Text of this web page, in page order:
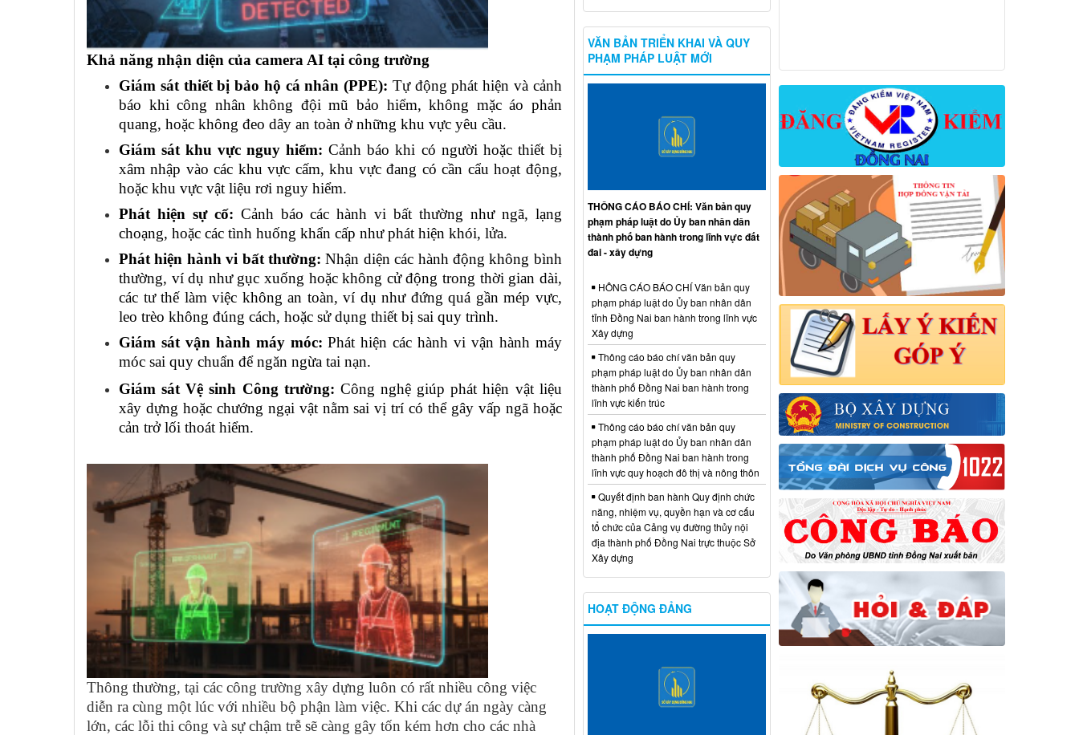
Khả năng nhận diện của camera AI tại công trường
Giám sát thiết bị bảo hộ cá nhân (PPE): Tự động phát hiện và cảnh
báo khi công nhân không đội mũ bảo hiểm, không mặc áo phản
quang, hoặc không đeo dây an toàn ở những khu vực yêu cầu.
Giám sát khu vực nguy hiểm: Cảnh báo khi có người hoặc thiết bị
xâm nhập vào các khu vực cấm, khu vực đang có cần cẩu hoạt động,
hoặc khu vực vật liệu rơi nguy hiểm.
Phát hiện sự cố: Cảnh báo các hành vi bất thường như ngã, lạng
choạng, hoặc các tình huống khẩn cấp như phát hiện khói, lửa.
Phát hiện hành vi bất thường: Nhận diện các hành động không bình
thường, ví dụ như gục xuống hoặc không cử động trong thời gian dài,
các tư thế làm việc không an toàn, ví dụ như đứng quá gần mép vực,
leo trèo không đúng cách, hoặc sử dụng thiết bị sai quy trình.
Giám sát vận hành máy móc: Phát hiện các hành vi vận hành máy
móc sai quy chuẩn để ngăn ngừa tai nạn.
Giám sát Vệ sinh Công trường: Công nghệ giúp phát hiện vật liệu
xây dựng hoặc chướng ngại vật nằm sai vị trí có thể gây vấp ngã hoặc
cản trở lối thoát hiểm.
Thông thường, tại các công trường xây dựng luôn có rất nhiều công việc
diễn ra cùng một lúc với nhiều bộ phận làm việc. Khi các dự án ngày càng
lớn, các lỗi thi công và sự chậm trễ sẽ càng gây tốn kém hơn cho các nhà
VĂN BẢN TRIỂN KHAI VÀ QUY
PHẠM PHÁP LUẬT MỚI
THÔNG CÁO BÁO CHÍ: Văn bản quy
phạm pháp luật do Ủy ban nhân dân
thành phố ban hành trong lĩnh vực đất
đai - xây dựng
HÔNG CÁO BÁO CHÍ Văn bản quy
phạm pháp luật do Ủy ban nhân dân
tỉnh Đồng Nai ban hành trong lĩnh vực
Xây dựng
Thông cáo báo chí văn bản quy
phạm pháp luật do Ủy ban nhân dân
thành phố Đồng Nai ban hành trong
lĩnh vực kiến trúc
Thông cáo báo chí văn bản quy
phạm pháp luật do Ủy ban nhân dân
thành phố Đồng Nai ban hành trong
lĩnh vực quy hoạch đô thị và nông thôn
Quyết định ban hành Quy định chức
năng, nhiệm vụ, quyền hạn và cơ cấu
tổ chức của Cảng vụ đường thủy nội
địa thành phố Đồng Nai trực thuộc Sở
Xây dựng
HOẠT ĐỘNG ĐẢNG